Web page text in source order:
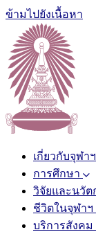
ข้ามไปยังเนื้อหา
เกี่ยวกับจุฬาฯ
การศึกษา
วิจัยและนวัต
ชีวิตในจุฬาฯ
บริการสังคม